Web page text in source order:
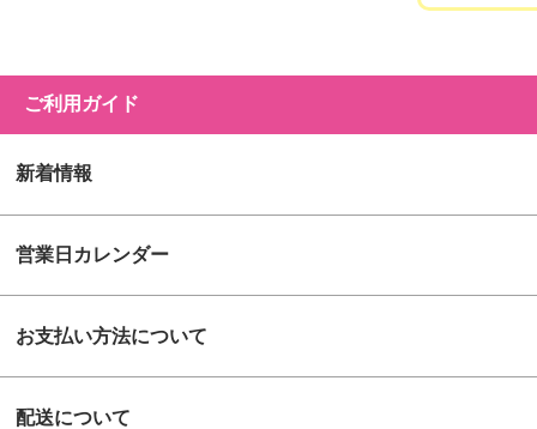
ご利用ガイド
新着情報
営業日カレンダー
お支払い方法について
配送について